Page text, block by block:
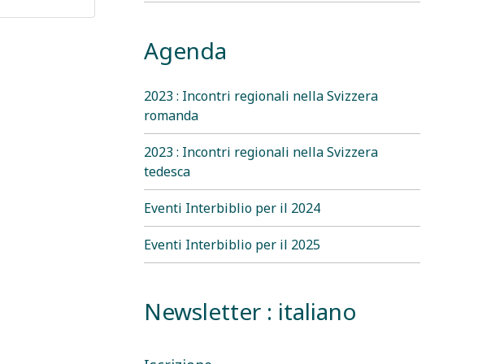
Agenda
2023 : Incontri regionali nella Svizzera
romanda
2023 : Incontri regionali nella Svizzera
tedesca
Eventi Interbiblio per il 2024
Eventi Interbiblio per il 2025
Newsletter : italiano